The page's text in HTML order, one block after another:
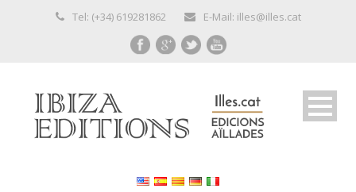
Tel: (+34) 619281862 E-Mail: illes@illes.cat